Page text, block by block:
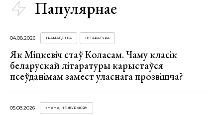
Папулярнае
04.08.2026 ГРАМАДСТВА ЛІТАРАТУРА
Як Міцкевіч стаў Коласам. Чаму класік
беларускай літаратуры карыстаўся
псеўданімам замест уласнага прозвішча?
05.08.2026 «МАМА, НЕ ЖУРЫСЯ!»